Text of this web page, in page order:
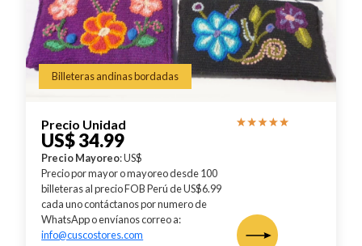
Billeteras andinas bordadas
Precio Unidad
US$ 34.99
Precio Mayoreo: US$
Precio por mayor o mayoreo desde100
billeteras al precio FOB Perú de US$6.99
cada uno contáctanos por numero de
WhatsApp o envíanos correo a:
info@cuscostores.com